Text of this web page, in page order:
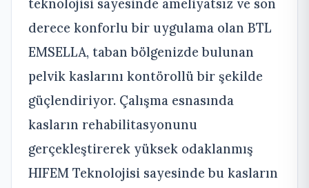
teknolojisi sayesinde ameliyatsız ve son
derece konforlu bir uygulama olan BTL
EMSELLA, taban bölgenizde bulunan
pelvik kaslarını kontörollü bir şekilde
güçlendiriyor. Çalışma esnasında
kasların rehabilitasyonunu
gerçekleştirerek yüksek odaklanmış
HIFEM Teknolojisi sayesinde bu kasların